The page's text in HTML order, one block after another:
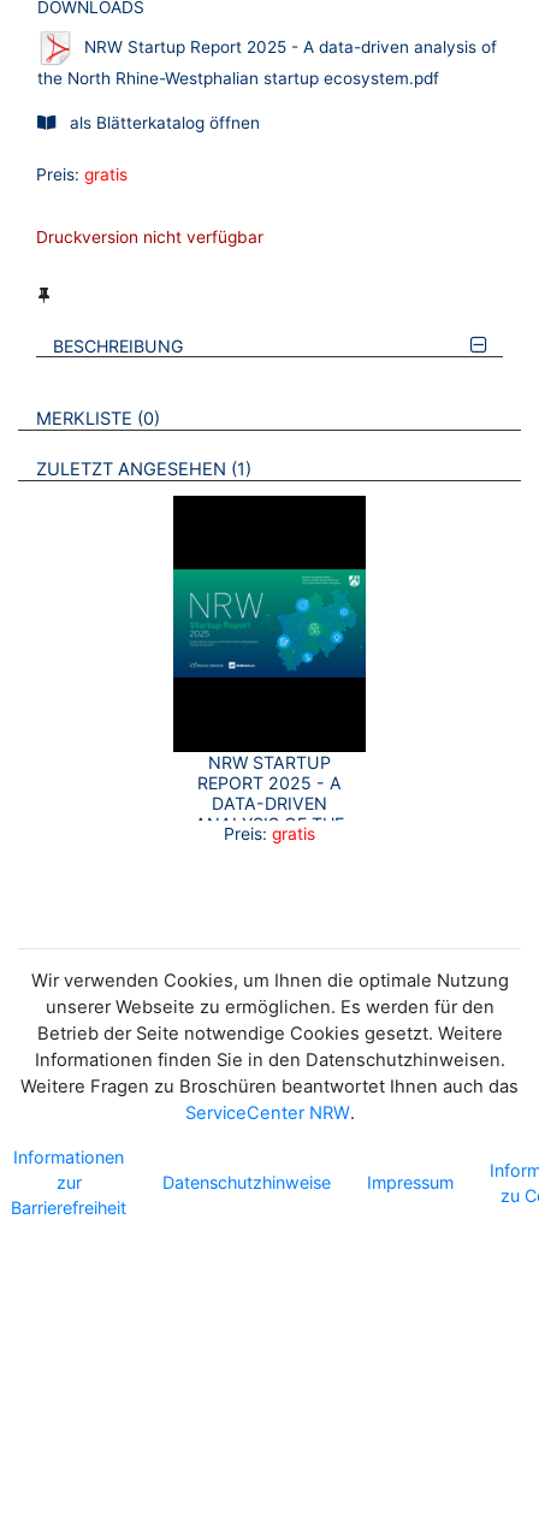
DOWNLOADS
NRW Startup Report 2025 - A data-driven analysis of
the North Rhine-Westphalian startup ecosystem.pdf
als Blätterkatalog öffnen
Preis: gratis
Druckversion nicht verfügbar
BESCHREIBUNG
VERWEISE AUF VERMERKTE- ODER ZULETZT ANGESEHENE
MERKLISTE 0 BROSCHÜREN
ZULETZT ANGESEHEN 1 BROSCHÜREN
NRW STARTUP
REPORT 2025 - A
DATA-DRIVEN
ANALYSIS OF THE
NRW ECOSYSTEM
Preis: gratis
Wir verwenden Cookies, um Ihnen die optimale Nutzung
unserer Webseite zu ermöglichen. Es werden für den
Betrieb der Seite notwendige Cookies gesetzt. Weitere
Informationen finden Sie in den Datenschutzhinweisen.
Weitere Fragen zu Broschüren beantwortet Ihnen auch das
ServiceCenter NRW.
Informationen
zur
Barrierefreiheit
Datenschutzhinweise Impressum
zu